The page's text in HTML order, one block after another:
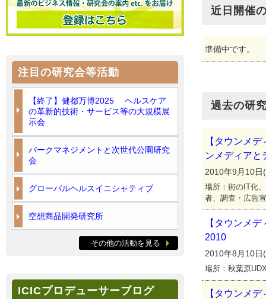
近日開催
準備中です。
過去の研
【タウンメ
ンメディアと
2010年9月10
場所：街のIT化
者、調査・広告
【タウンメ
2010
2010年8月10
場所：秋葉原
【タウンメ
注目の研究会等活動
【終了】健都万博2025 ヘルスケア
の革新的技術・サービス等の大規模展
示会
パークマネジメントと次世代公園研究
会
グローバルヘルスイニシャティブ
空想商品開発研究所
その他の活動を見る
ICICプロデューサーブログ